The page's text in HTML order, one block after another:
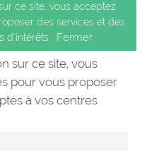
Accueil
Les balades
Les espèces
ce site, vous acceptez
des services et des
Fermer
sur ce site, vous
pour vous proposer
à vos centres